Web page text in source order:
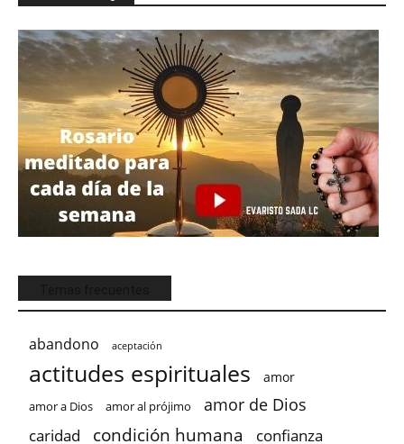
abandono aceptación
actitudes espirituales amor
amor a Dios amor al prójimo amor de Dios
caridad condición humana confianza